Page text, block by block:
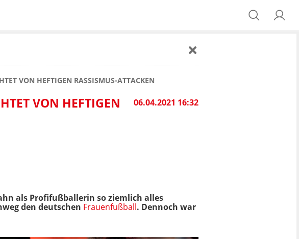
VON HEFTIGEN RASSISMUS-ATTACKEN
06.04.2021 16:32
VON HEFTIGEN
als Profifußballerin so ziemlich alles
den deutschen Frauenfußball. Dennoch war